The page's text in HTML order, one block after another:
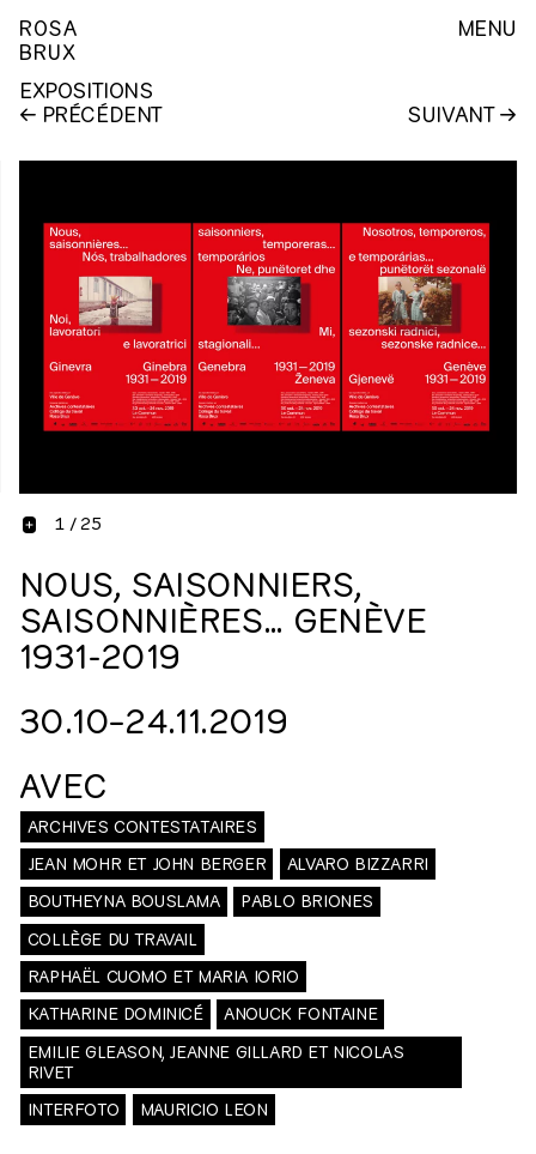
MENU
ROSA
BRUX
EXPOSITIONS
PRÉCÉDENT
SUIVANT
+ 1/25
NOUS, SAISONNIERS,
SAISONNIÈRES… GENÈVE
1931-2019
30.10⁠–⁠​24.11.2019
AVEC
ARCHIVES CONTESTATAIRES
JEAN MOHR ET JOHN BERGER
ALVARO BIZZARRI
BOUTHEYNA BOUSLAMA
PABLO BRIONES
COLLÈGE DU TRAVAIL
RAPHAËL CUOMO ET MARIA IORIO
KATHARINE DOMINICÉ
ANOUCK FONTAINE
EMILIE GLEASON, JEANNE GILLARD ET NICOLAS
RIVET
INTERFOTO
MAURICIO LEON